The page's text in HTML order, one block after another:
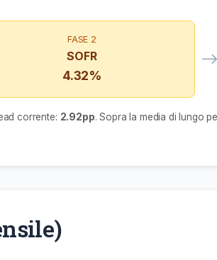
FASE 2
SOFR
4.32%
corrente: 2.92pp. Sopra la media di lungo